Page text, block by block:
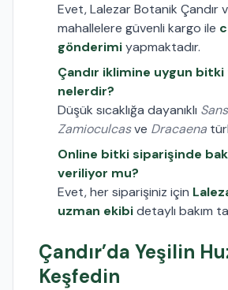
Evet, Lalezar Botanik Çandır
mahallelere güvenli kargo ile
gönderimiyapmaktadır.
Çandır iklimine uygun
nelerdir?
Düşük sıcaklığa dayanıklı
Zamioculcasve Dracaena
Online bitki siparişinde
veriliyor mu?
Evet, her siparişiniz için
uzman ekibidetaylı bakım
Çandır’da Yeşilin
Keşfedin